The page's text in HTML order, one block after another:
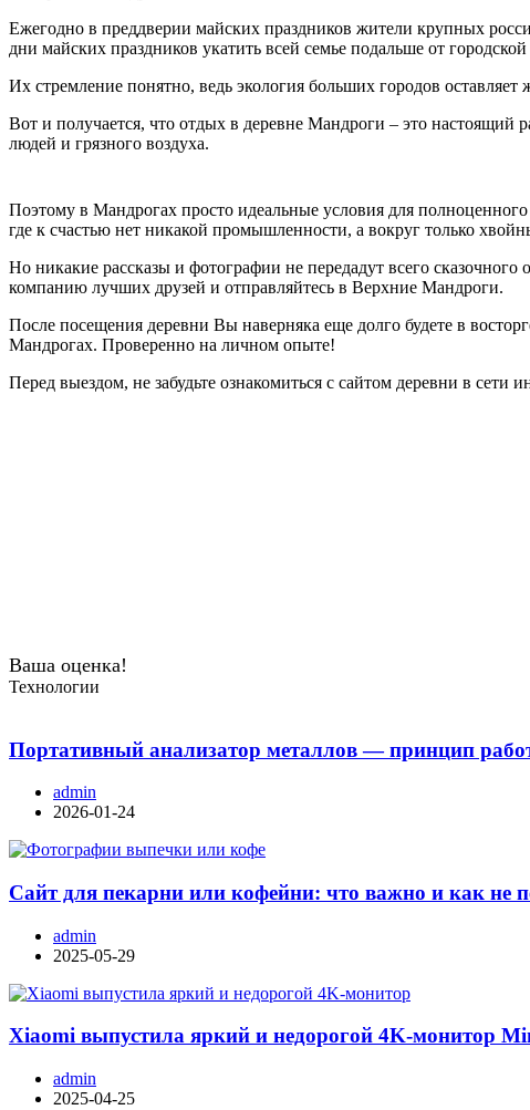
Ежегодно в преддверии майских праздников жители крупных
дни майских праздников укатить всей семье подальше от
Их стремление понятно, ведь экология больших городов
Вот и получается, что отдых в деревне Мандроги – это настоящий
людей и грязного воздуха.
Поэтому в Мандрогах просто идеальные условия для
где к счастью нет никакой промышленности, а вокруг только
Но никакие рассказы и фотографии не передадут всего
компанию лучших друзей и отправляйтесь в Верхние Мандроги.
После посещения деревни Вы наверняка еще долго будете в
Мандрогах. Проверенно на личном опыте!
Перед выездом, не забудьте ознакомиться с сайтом деревни в
Ваша оценка!
Технологии
Портативный анализатор металлов — принцип
admin
2026-01-24
Сайт для пекарни или кофейни: что важно и как не
admin
2025-05-29
Xiaomi выпустила яркий и недорогой 4K-монитор
admin
2025-04-25